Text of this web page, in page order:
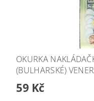
OKURKA
(BULHARSKÉ)
59 Kč